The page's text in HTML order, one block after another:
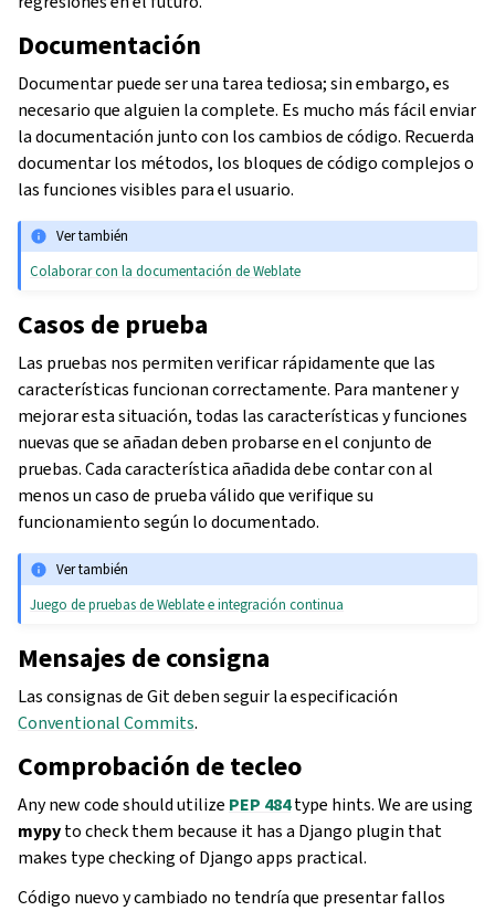
Documentación
Documentar puede ser una tarea tediosa; sin embargo, es
necesario que alguien la complete. Es mucho más fácil enviar
la documentación junto con los cambios de código. Recuerda
documentar los métodos, los bloques de código complejos o
las funciones visibles para el usuario.
Ver también
Colaborar con la documentación de Weblate
Casos de prueba
Las pruebas nos permiten verificar rápidamente que las
características funcionan correctamente. Para mantener y
mejorar esta situación, todas las características y funciones
nuevas que se añadan deben probarse en el conjunto de
pruebas. Cada característica añadida debe contar con al
menos un caso de prueba válido que verifique su
funcionamiento según lo documentado.
Ver también
Juego de pruebas de Weblate e integración continua
Mensajes de consigna
Las consignas de Git deben seguir la especificación
Conventional Commits.
Comprobación de tecleo
Any new code should utilize PEP 484type hints. We are using
mypyto check them because it has a Django plugin that
makes type checking of Django apps practical.
Código nuevo y cambiado no tendría que presentar fallos